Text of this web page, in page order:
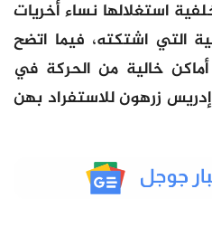
استغلالها نساء أخريات
التي اشتكته، فيما اتضح
خالية من الحركة في
زرهون للاستفراد بهن